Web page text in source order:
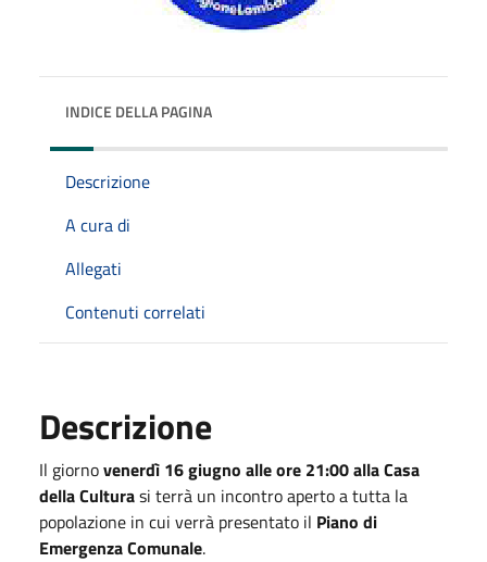
INDICE DELLA PAGINA
Descrizione
A cura di
Allegati
Contenuti correlati
Descrizione
Il giornovenerdì 16 giugno alle ore 21:00 alla Casa
della Culturasi terrà un incontro aperto a tutta la
popolazione in cui verrà presentato il Piano di
Emergenza Comunale.